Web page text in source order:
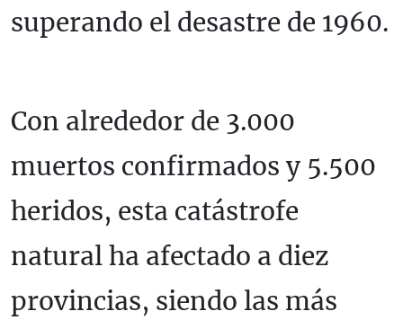
superando el desastre de 1960.
Con alrededor de 3.000
muertos confirmados y 5.500
heridos, esta catástrofe
natural ha afectado a diez
provincias, siendo las más